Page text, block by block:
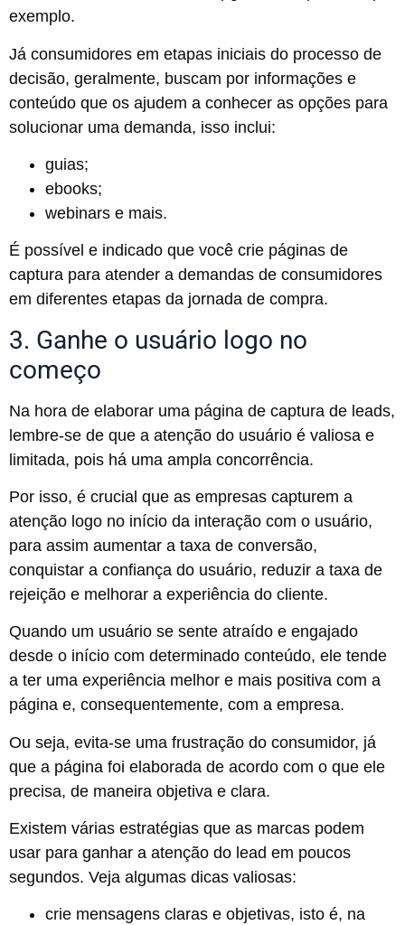
exemplo.
Já consumidores em etapas iniciais do processo de
decisão, geralmente, buscam por informações e
conteúdo que os ajudem a conhecer as opções para
solucionar uma demanda, isso inclui:
guias;
ebooks;
webinars e mais.
É possível e indicado que você crie páginas de
captura para atender a demandas de consumidores
em diferentes etapas da jornada de compra.
3. Ganhe o usuário logo no
começo
Na hora de elaborar uma página de captura de leads,
lembre-se de que a atenção do usuário é valiosa e
limitada, pois há uma ampla concorrência.
Por isso, é crucial que as empresas capturem a
atenção logo no início da interação com o usuário,
para assim aumentar a taxa de conversão,
conquistar a confiança do usuário, reduzir a taxa de
rejeição e melhorar a experiência do cliente.
Quando um usuário se sente atraído e engajado
desde o início com determinado conteúdo, ele tende
a ter uma experiência melhor e mais positiva com a
página e, consequentemente, com a empresa.
Ou seja, evita-se uma frustração do consumidor, já
que a página foi elaborada de acordo com o que ele
precisa, de maneira objetiva e clara.
Existem várias estratégias que as marcas podem
usar para ganhar a atenção do lead em poucos
segundos. Veja algumas dicas valiosas:
crie mensagens claras e objetivas, isto é, na